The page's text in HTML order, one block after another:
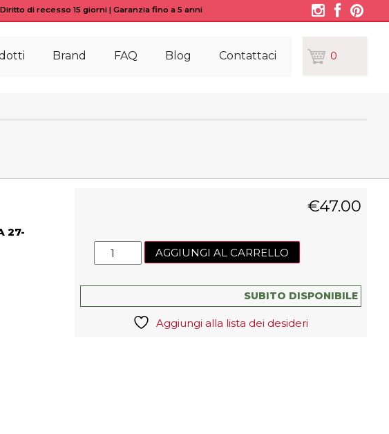
di recesso 15 giorni | Garanzia fino a 5 anni
Brand FAQ Blog Contattaci 0
€47.00
Led
driver
AGGIUNGI AL CARRELLO
SUBITO DISPONIBILE
Aggiungi alla lista dei desideri
27-